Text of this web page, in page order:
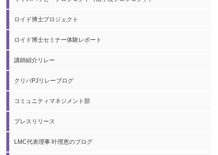
ロイド博士プロジェクト
ロイド博士セミナー体験レポート
講師紹介リレー
クリパPJリレーブログ
コミュニティマネジメント部
プレスリリース
LMC代表理事 叶理恵のブログ